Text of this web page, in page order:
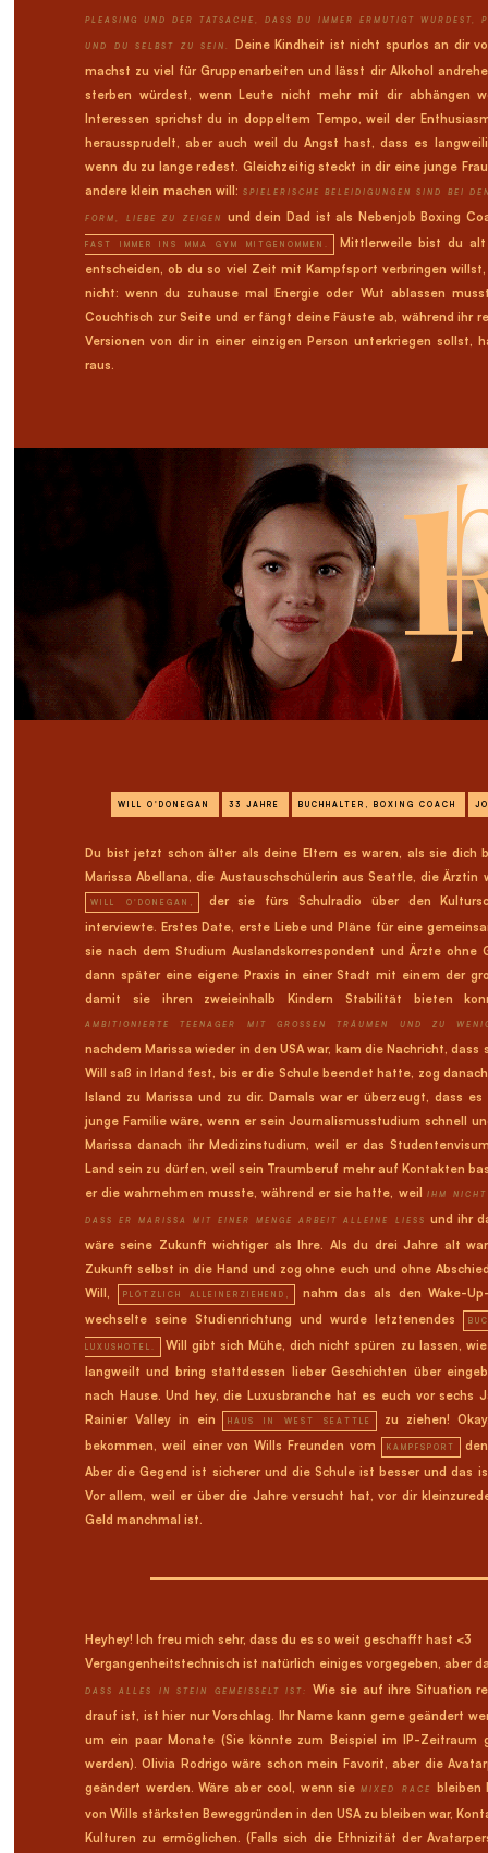
PLEASING UND DER TATSACHE, DASS DU IMMER ERMUTIGT WURDEST,
UND DU SELBST ZU SEIN.
Deine Kindheit ist nicht spurlos an dir
machst zu viel für Gruppenarbeiten und lässt dir Alkohol
sterben würdest, wenn Leute nicht mehr mit dir abhängen
Interessen sprichst du in doppeltem Tempo, weil der
heraussprudelt, aber auch weil du Angst hast, dass es
wenn du zu lange redest. Gleichzeitig steckt in dir eine junge
andere klein machen will: SPIELERISCHE BELEIDIGUNGEN SIND BEI
FORM, LIEBE ZU ZEIGEN und dein Dad ist als Nebenjob Boxing
FAST IMMER INS MMA GYM MITGENOMMEN.
Mittlerweile bist du
entscheiden, ob du so viel Zeit mit Kampfsport verbringen
nicht: wenn du zuhause mal Energie oder Wut ablassen
Couchtisch zur Seite und er fängt deine Fäuste ab, während ihr
Versionen von dir in einer einzigen Person unterkriegen sollst,
raus.
WILL O'DONEGAN 33 JAHRE BUCHHALTER, BOXING COACH
Du bist jetzt schon älter als deine Eltern es waren, als sie dich
Marissa Abellana, die Austauschschülerin aus Seattle, die Ärztin
WILL O'DONEGAN,
der sie fürs Schulradio über den
interviewte. Erstes Date, erste Liebe und Pläne für eine
sie nach dem Studium Auslandskorrespondent und Ärzte ohne
dann später eine eigene Praxis in einer Stadt mit einem der
damit sie ihren zweieinhalb Kindern Stabilität bieten
AMBITIONIERTE TEENAGER MIT GROSSEN TRÄUMEN UND ZU
nachdem Marissa wieder in den USA war, kam die Nachricht, dass
Will saß in Irland fest, bis er die Schule beendet hatte, zog
Island zu Marissa und zu dir. Damals war er überzeugt, dass
junge Familie wäre, wenn er sein Journalismusstudium schnell
Marissa danach ihr Medizinstudium, weil er das
Land sein zu dürfen, weil sein Traumberuf mehr auf Kontakten
er die wahrnehmen musste, während er sie hatte, weil
IHM
DASS ER MARISSA MIT EINER MENGE ARBEIT ALLEINE LIESS
und ihr
wäre seine Zukunft wichtiger als Ihre. Als du drei Jahre alt
Zukunft selbst in die Hand und zog ohne euch und ohne
Will,
PLÖTZLICH ALLEINERZIEHEND,
nahm das als den Wake-
wechselte seine Studienrichtung und wurde letztenendes
LUXUSHOTEL.
Will gibt sich Mühe, dich nicht spüren zu lassen,
langweilt und bring stattdessen lieber Geschichten über
nach Hause. Und hey, die Luxusbranche hat es euch vor sechs
Rainier Valley in ein
HAUS IN WEST SEATTLE
zu ziehen!
bekommen, weil einer von Wills Freunden vom
KAMPFSPORT
Aber die Gegend ist sicherer und die Schule ist besser und das
Vor allem, weil er über die Jahre versucht hat, vor dir
Geld manchmal ist.
Heyhey! Ich freu mich sehr, dass du es so weit geschafft hast <3
Vergangenheitstechnisch ist natürlich einiges vorgegeben, aber
DASS ALLES IN STEIN GEMEISSELT IST:
Wie sie auf ihre Situation
drauf ist, ist hier nur Vorschlag. Ihr Name kann gerne geändert
um ein paar Monate (Sie könnte zum Beispiel im IP-Zeitraum
werden). Olivia Rodrigo wäre schon mein Favorit, aber die
geändert werden. Wäre aber cool, wenn sieMIXED RACE
bleiben
von Wills stärksten Beweggründen in den USA zu bleiben war,
Kulturen zu ermöglichen. (Falls sich die Ethnizität der